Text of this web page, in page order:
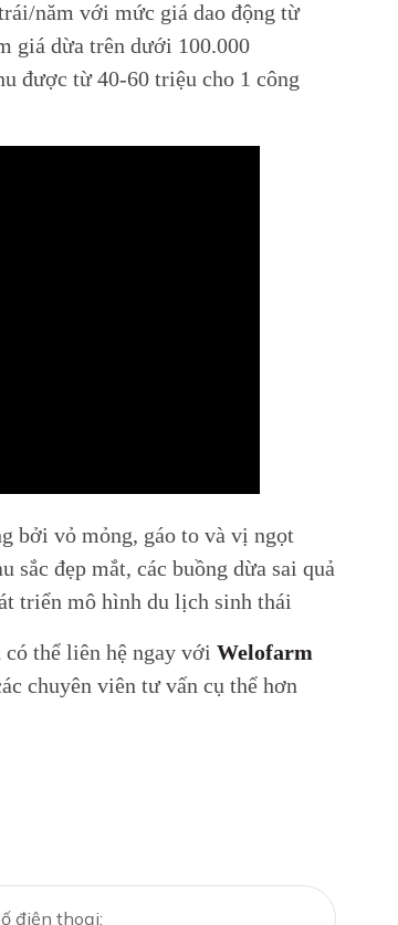
năm với mức giá dao động từ
giá dừa trên dưới 100.000
được từ 40-60 triệu cho 1 công
bởi vỏ mỏng, gáo to và vị ngọt
sắc đẹp mắt, các buồng dừa sai quả
triển mô hình du lịch sinh thái
thể liên hệ ngay với Welofarm
chuyên viên tư vấn cụ thể hơn